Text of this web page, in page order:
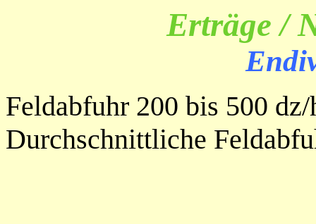
Erträge /
Feldabfuhr 200 bis 500 dz/
Durchschnittliche